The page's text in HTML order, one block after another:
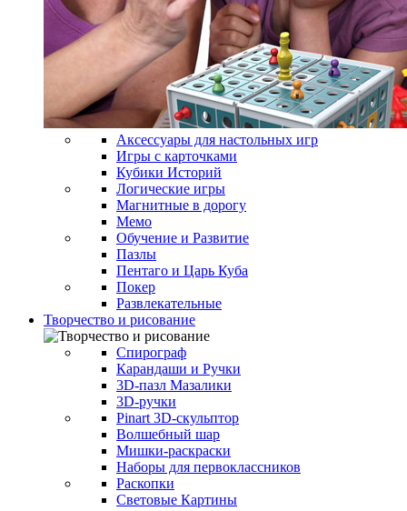
Аксессуары для настольных игр
Игры с карточками
Кубики Историй
Логические игры
Магнитные в дорогу
Мемо
Обучение и Развитие
Пазлы
Пентаго и Царь Куба
Покер
Развлекательные
Творчество и рисование
Спирограф
Карандаши и Ручки
3D-пазл Мазалики
3D-ручки
Pinart 3D-скульптор
Волшебный шар
Мишки-раскраски
Наборы для первоклассников
Раскопки
Световые Картины